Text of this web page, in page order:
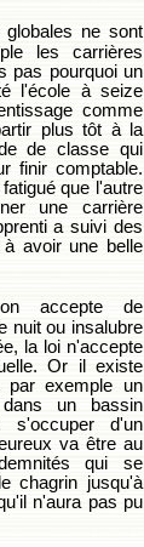
globales ne sont
les carrières
pas pourquoi un
l'école à seize
comme
plus tôt à la
de classe qui
finir comptable.
que l'autre
une carrière
a suivi des
avoir une belle
accepte de
nuit ou insalubre
la loi n'accepte
Or il existe
par exemple un
un bassin
s'occuper d'un
va être au
qui se
chagrin jusqu'à
n'aura pas pu